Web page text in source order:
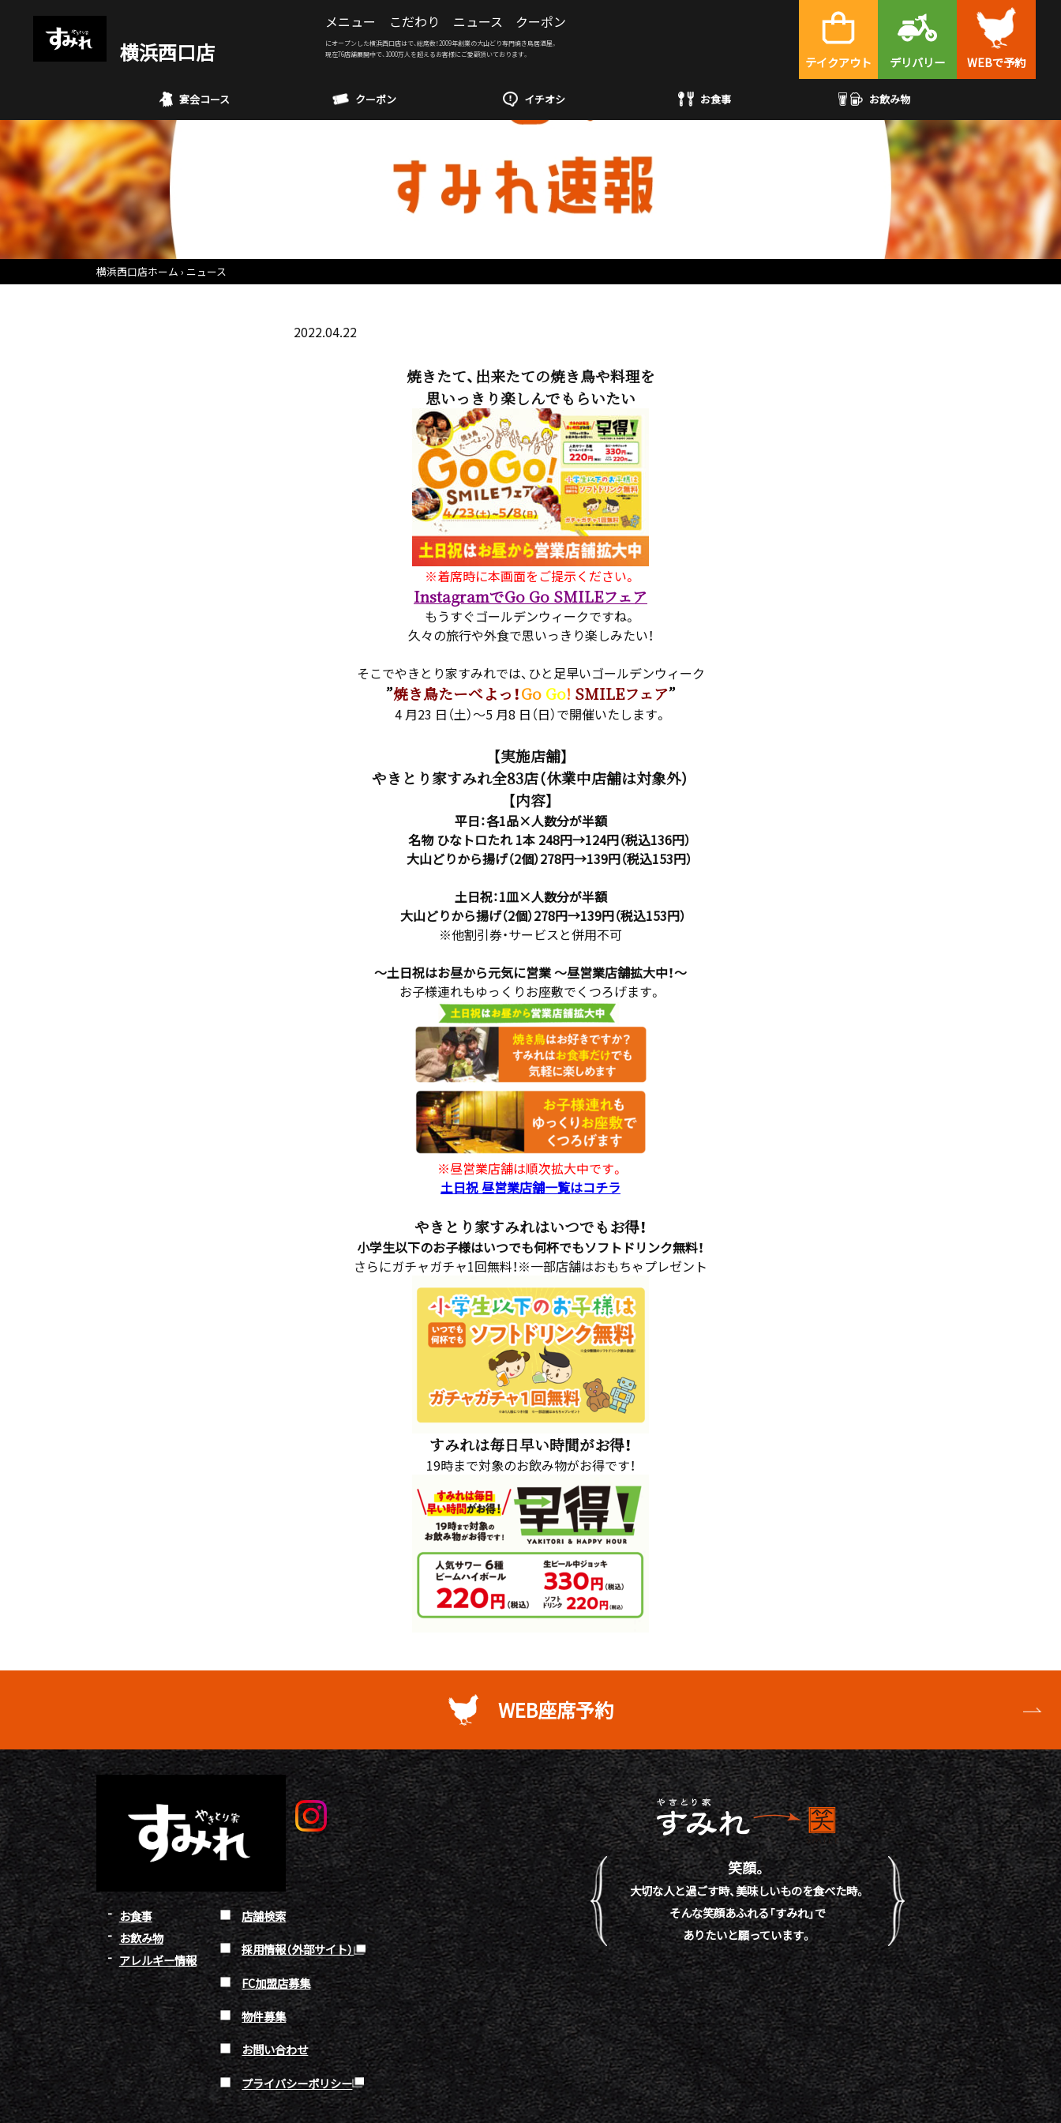
横浜西口店
メニュー こだわり ニュース クーポン
テイクアウト デリバリー WEBで予約
にオープンした横浜西口店はで、総席数！2009年創業の大山どり専門焼き鳥居酒屋。
現在76店舗展開中で、1000万人を超えるお客様にご愛顧頂いております。
宴会コース クーポン イチオシ お食事 お飲み物
横浜西口店ホーム ニュース
2022.04.22
焼きたて、出来たての焼き鳥や料理を
思いっきり楽しんでもらいたい
※着席時に本画面をご提示ください。
InstagramでGo Go SMILEフェア
もうすぐゴールデンウィークですね。
久々の旅行や外食で思いっきり楽しみたい！
そこでやきとり家すみれでは、ひと足早いゴールデンウィーク
”焼き鳥たーべよっ！Go Go! SMILEフェア”
4 月23 日（土）～5 月8 日（日）で開催いたします。
【実施店舗】
やきとり家すみれ全83店（休業中店舗は対象外）
【内容】
平日：各1品×人数分が半額
名物 ひなトロたれ 1本 248円→124円（税込136円）
大山どりから揚げ（2個）278円→139円（税込153円）
土日祝：1皿×人数分が半額
大山どりから揚げ（2個）278円→139円（税込153円）
※他割引券・サービスと併用不可
～土日祝はお昼から元気に営業 ～昼営業店舗拡大中！～
お子様連れもゆっくりお座敷でくつろげます。
※昼営業店舗は順次拡大中です。
土日祝 昼営業店舗一覧はコチラ
やきとり家すみれはいつでもお得！
小学生以下のお子様はいつでも何杯でもソフトドリンク無料！
さらにガチャガチャ1回無料！※一部店舗はおもちゃプレゼント
すみれは毎日早い時間がお得！
19時まで対象のお飲み物がお得です！
WEB座席予約
お食事
お飲み物
アレルギー情報
店舗検索
採用情報（外部サイト）
FC加盟店募集
物件募集
お問い合わせ
プライバシーポリシー
笑顔。
大切な人と過ごす時、美味しいものを食べた時。
そんな笑顔あふれる「すみれ」で
ありたいと願っています。